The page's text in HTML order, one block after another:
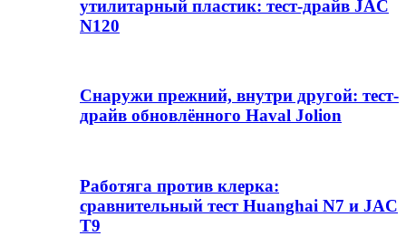
утилитарный пластик: тест-драйв JAC
N120
Снаружи прежний, внутри другой: тест-
драйв обновлённого Haval Jolion
Работяга против клерка:
сравнительный тест Huanghai N7 и JAC
T9